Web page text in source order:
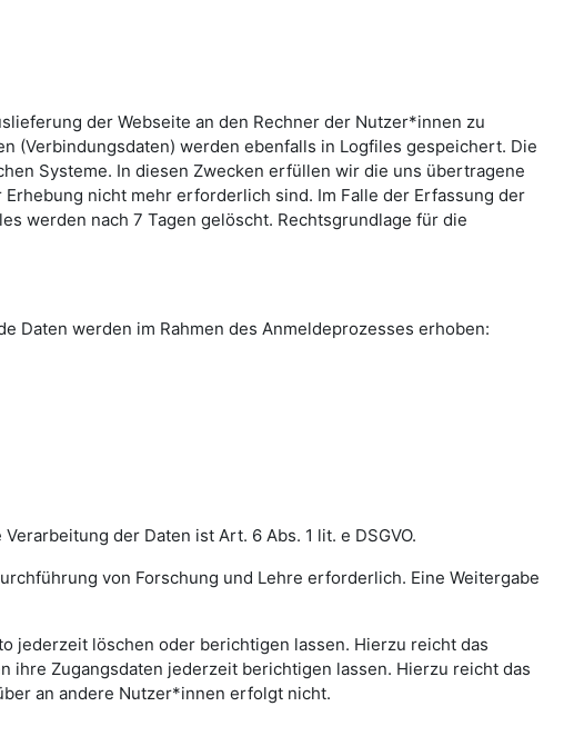
der Webseite an den Rechner der Nutzer*innen zu
(Verbindungsdaten) werden ebenfalls in Logfiles gespeichert. Die
Systeme. In diesen Zwecken erfüllen wir die uns übertragene
nicht mehr erforderlich sind. Im Falle der Erfassung der
werden nach 7 Tagen gelöscht. Rechtsgrundlage für die
Daten werden im Rahmen des Anmeldeprozesses erhoben:
der Daten ist Art. 6 Abs. 1 lit. e DSGVO.
von Forschung und Lehre erforderlich. Eine Weitergabe
jederzeit löschen oder berichtigen lassen. Hierzu reicht das
ihre Zugangsdaten jederzeit berichtigen lassen. Hierzu reicht das
an andere Nutzer*innen erfolgt nicht.